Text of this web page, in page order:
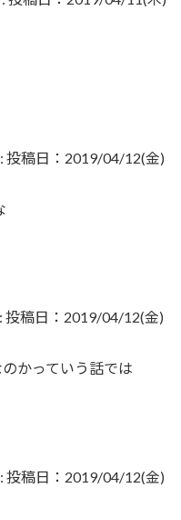
: 投稿日：2019/04/12(金)
: 投稿日：2019/04/12(金)
かっていう話では
: 投稿日：2019/04/12(金)